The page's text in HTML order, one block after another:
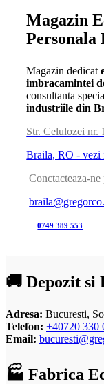
Magazin
Personala
Magazin dedicat
imbracamintei
consultanta
industriile din
Str. Celulozei nr.
Braila, RO - vezi
Conctacteaza-ne
0749 389 553
🚚 Depozit si
Adresa: Bucuresti,
Telefon: +40720 330
Email:
🏭 Fabrica